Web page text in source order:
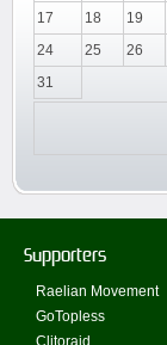
17
18 19
24
25 26
31
Supporters
Raelian Movement
GoTopless
Clitoraid